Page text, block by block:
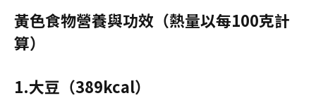
黃色食物營養與功效（熱量以每100克計
算）
1.大豆（389kcal）